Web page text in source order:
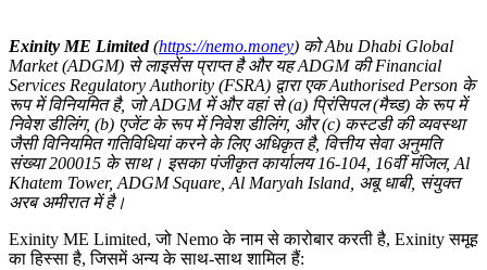
Exinity ME Limited(https://nemo.money) को Abu Dhabi Global
Market (ADGM) से लाइसेंस प्राप्त है और यह ADGM की Financial
Services Regulatory Authority (FSRA) द्वारा एक Authorised Person के
रूप में विनियमित है, जो ADGM में और वहां से (a) प्रिंसिपल (मैच्ड) के रूप में
निवेश डीलिंग, (b) एजेंट के रूप में निवेश डीलिंग, और (c) कस्टडी की व्यवस्था
जैसी विनियमित गतिविधियां करने के लिए अधिकृत है, वित्तीय सेवा अनुमति
संख्या 200015 के साथ। इसका पंजीकृत कार्यालय 16-104, 16वीं मंजिल, Al
Khatem Tower, ADGM Square, Al Maryah Island, अबू धाबी, संयुक्त
अरब अमीरात में है।
Exinity ME Limited, जो Nemo के नाम से कारोबार करती है, Exinity समूह
का हिस्सा है, जिसमें अन्य के साथ-साथ शामिल हैं: